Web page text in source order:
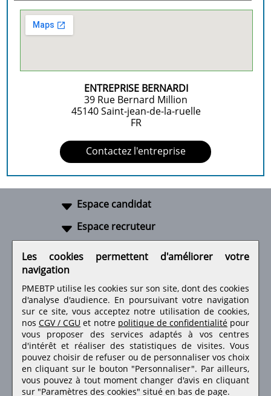
ENTREPRISE BERNARDI
39 Rue Bernard Million
45140Saint-jean-de-la-ruelle
FR
Contactez l'entreprise
Espace candidat
Espace recruteur
Retrouvez-nous sur les réseaux sociaux
Les cookies permettent d'améliorer votre
navigation
PMEBTP utilise les cookies sur son site, dont des cookies
d'analyse d'audience. En poursuivant votre navigation
sur ce site, vous acceptez notre utilisation de cookies,
nos CGV / CGU et notre politique de confidentialité pour
vous proposer des services adaptés à vos centres
d'intérêt et réaliser des statistiques de visites.Vous
pouvez choisir de refuser ou de personnaliser vos choix
en cliquant sur le bouton "Personnaliser". Par ailleurs,
vous pouvez à tout moment changer d'avis en cliquant
sur "Paramètres des cookies" situé en bas de page.